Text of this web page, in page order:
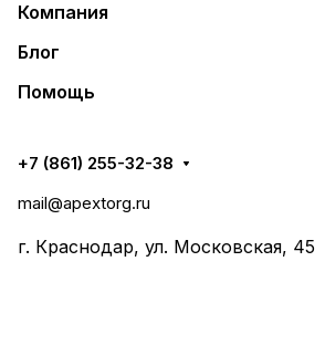
Компания
Блог
Помощь
+7 (861) 255-32-38
mail@apextorg.ru
г. Краснодар, ул. Московская, 45